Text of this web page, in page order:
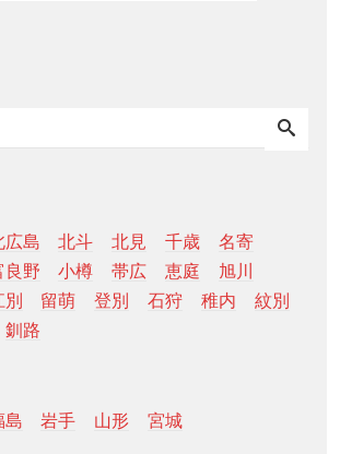
広島 北斗 北見 千歳
名寄
良野 小樽 帯広 恵庭
旭川
別 留萌 登別 石狩 稚内
紋別
釧路
島 岩手 山形 宮城